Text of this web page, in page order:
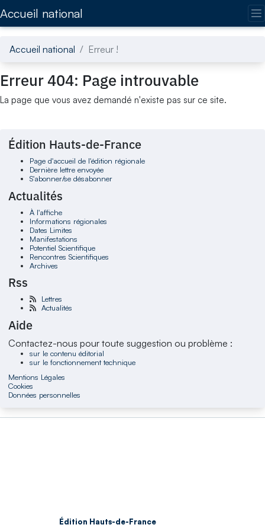
Accueil national
Accueil national Erreur !
Erreur 404: Page introuvable
La page que vous avez demandé n'existe pas sur ce site.
Édition Hauts-de-France
Page d'accueil de l'édition régionale
Dernière lettre envoyée
S'abonner/se désabonner
Actualités
À l'affiche
Informations régionales
Dates Limites
Manifestations
Potentiel Scientifique
Rencontres Scientifiques
Archives
Rss
Lettres
Actualités
Aide
Contactez-nous pour toute suggestion ou problème :
sur le contenu éditorial
sur le fonctionnement technique
Mentions Légales
Cookies
Données personnelles
Édition Hauts-de-France